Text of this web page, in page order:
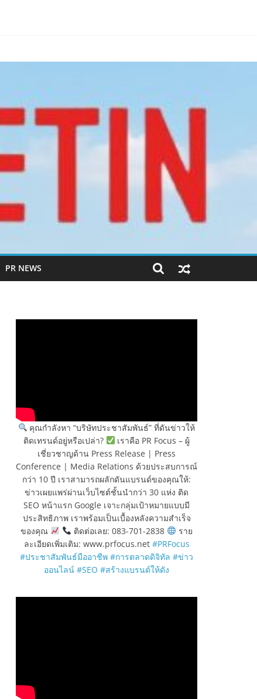
PR NEWS
คุณกำลังหา “บริษัทประชาสัมพันธ์” ที่ดันข่าวให้
ติดเทรนด์อยู่หรือเปล่า?
เราคือ PR Focus – ผู้
เชี่ยวชาญด้าน Press Release | Press
Conference | Media Relations ด้วยประสบการณ์
กว่า 10 ปี เราสามารถผลักดันแบรนด์ของคุณให้:
ข่าวเผยแพร่ผ่านเว็บไซต์ชั้นนำกว่า 30 แห่ง ติด
SEO หน้าแรก Google เจาะกลุ่มเป้าหมายแบบมี
ประสิทธิภาพ เราพร้อมเป็นเบื้องหลังความสำเร็จ
ของคุณ
ติดต่อเลย: 083-701-2838
ราย
ละเอียดเพิ่มเติม: www.prfocus.net #PRFocus
#ประชาสัมพันธ์มืออาชีพ #การตลาดดิจิทัล #ข่าว
ออนไลน์ #SEO #สร้างแบรนด์ให้ดัง